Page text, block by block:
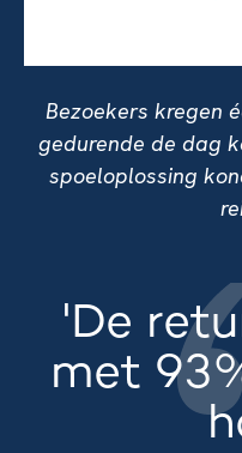
Bezoekers kregen
gedurende de dag
spoeloplossing
'De
met